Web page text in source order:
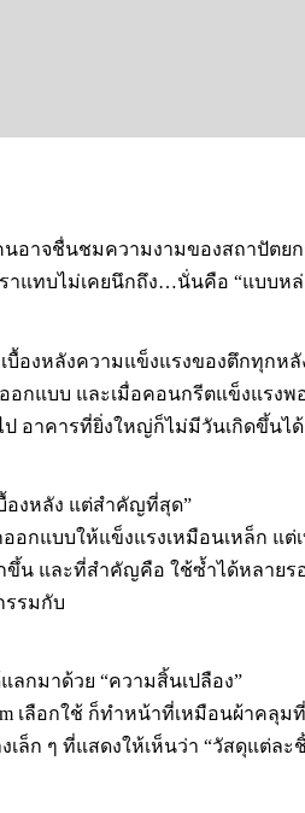
คนอาจชื่นชมความงามของสถาปัต
าแทบไม่เคยนึกถึง…นั่นคือ “แบบหล่
องหลังความแข็งแรงของตึกทุกห
กแบบ และเมื่อคอนกรีตแข็งแรงพ
อาคารที่ยิ่งใหญ่ก็ไม่มีวันเกิดขึ้นได้
องหลัง แต่สำคัญที่สุด”
ออกแบบให้แข็งแรงเหมือนเหล็ก แ
กขึ้น และที่สำคัญคือ ใช้ซ้ำได้หลา
รรมกับ
ลกมาด้วย “ความสิ้นเปลือง”
เลือกใช้ ก็ทำหน้าที่เหมือนผ้าค
ล็ก ๆ ที่แสดงให้เห็นว่า “วัสดุแต่ละ